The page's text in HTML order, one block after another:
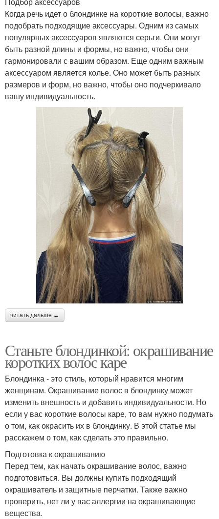
Когда речь идет о блондинке на короткие волосы, важно
подобрать подходящие аксессуары. Одним из самых
популярных аксессуаров являются серьги. Они могут
быть разной длины и формы, но важно, чтобы они
гармонировали с вашим образом. Еще одним важным
аксессуаром является колье. Оно может быть разных
размеров и форм, но важно, чтобы оно подчеркивало
вашу индивидуальность.
читать дальше →
Станьте блондинкой: окрашивание
коротких волос каре
Блондинка - это стиль, который нравится многим
женщинам. Окрашивание волос в блондинку может
изменить внешность и добавить индивидуальности. Но
если у вас короткие волосы каре, то вам нужно подумать
о том, как окрасить их в блондинку. В этой статье мы
расскажем о том, как сделать это правильно.
Подготовка к окрашиванию
Перед тем, как начать окрашивание волос, важно
подготовиться. Вы должны купить подходящий
окрашиватель и защитные перчатки. Также важно
проверить, нет ли у вас аллергии на окрашивающие
вещества.